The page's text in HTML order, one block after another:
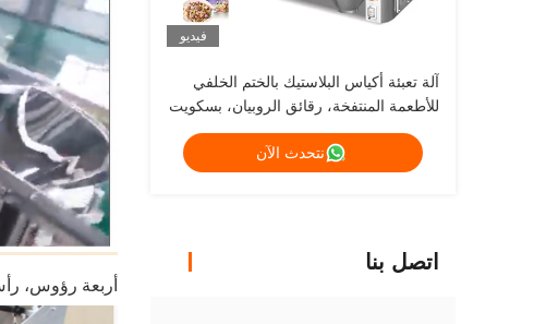
فيديو
آلة تعبئة أكياس البلاستيك بالختم الخلفي
للأطعمة المنتفخة، رقائق الروبيان، بسكويت
الحلوى الأوتوماتيكية
نتحدث الآن
اتصل بنا
أربعة رؤوس،